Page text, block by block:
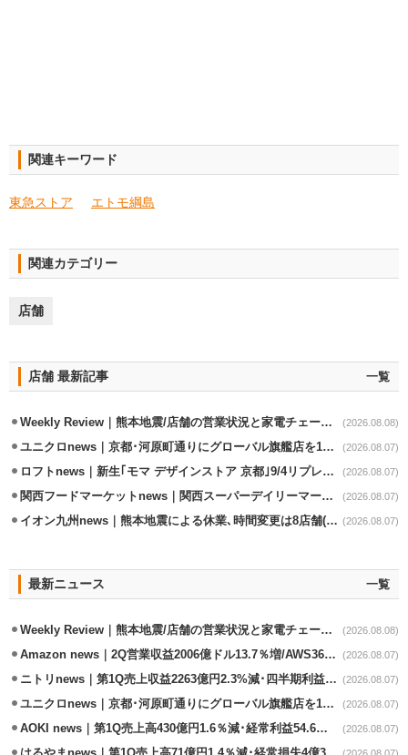
関連キーワード
東急ストア エトモ綱島
関連カテゴリー
店舗
店舗 最新記事 一覧
Weekly Review｜熊本地震/店舗の営業状況と家電チェーンの支援策 (2026.08.08)
ユニクロnews｜京都･河原町通りにグローバル旗艦店を11/6開設 (2026.08.07)
ロフトnews｜新生｢モマ デザインストア 京都｣9/4リプレイスオープン (2026.08.07)
関西フードマーケットnews｜関西スーパーデイリーマート蒲生店8/7改装 (2026.08.07)
イオン九州news｜熊本地震による休業､時間変更は8店舗(8/7時点) (2026.08.07)
最新ニュース 一覧
Weekly Review｜熊本地震/店舗の営業状況と家電チェーンの支援策 (2026.08.08)
Amazon news｜2Q営業収益2006億ドル13.7％増/AWS36.8％％増が貢献 (2026.08.07)
ニトリnews｜第1Q売上収益2263億円2.3%減･四半期利益1.4％減 (2026.08.07)
ユニクロnews｜京都･河原町通りにグローバル旗艦店を11/6開設 (2026.08.07)
AOKI news｜第1Q売上高430億円1.6％減･経常利益54.6％減 (2026.08.07)